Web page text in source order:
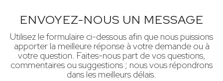
ENVOYEZ-NOUS UN MESSAGE
Utilisez le formulaire ci-dessous afin que nous puissions
apporter la meilleure réponse à votre demande ou à
votre question. Faites-nous part de vos questions,
commentaires ou suggestions ; nous vous répondrons
dans les meilleurs délais.